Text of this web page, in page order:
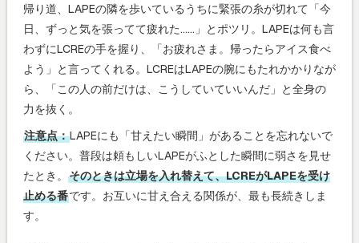
帰り道、LAPEの隣を歩いているうちに緊張の糸が切れて「今
日、ずっと気を張ってて疲れた……」とポツリ。LAPEは何も言
わずにLCREの手を握り、「お疲れさま。帰ったらアイス食べ
よう」と言ってくれる。LCREはLAPEの腕にもたれかかりなが
ら、「この人の前だけは、こうしていていいんだ」と全身の
力を抜く。
注意点：LAPEにも「甘えたい瞬間」があることを忘れないで
ください。普段は頼もしいLAPEがふとした瞬間に弱さを見せ
たとき。 そのときは立場を入れ替えて、LCREがLAPEを受け
止める番です。お互いに甘え合える関係が、最も長続きしま
す。